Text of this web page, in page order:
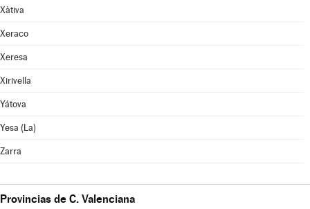
Xàtiva
Xeraco
Xeresa
Xirivella
Yátova
Yesa (La)
Zarra
Provincias de C. Valenciana